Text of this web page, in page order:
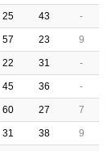
25 43 -
57 23 9
22 31 -
45 36 -
60 27 7
31 38 9